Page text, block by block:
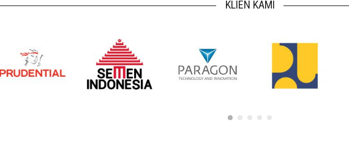
KLIEN KAMI